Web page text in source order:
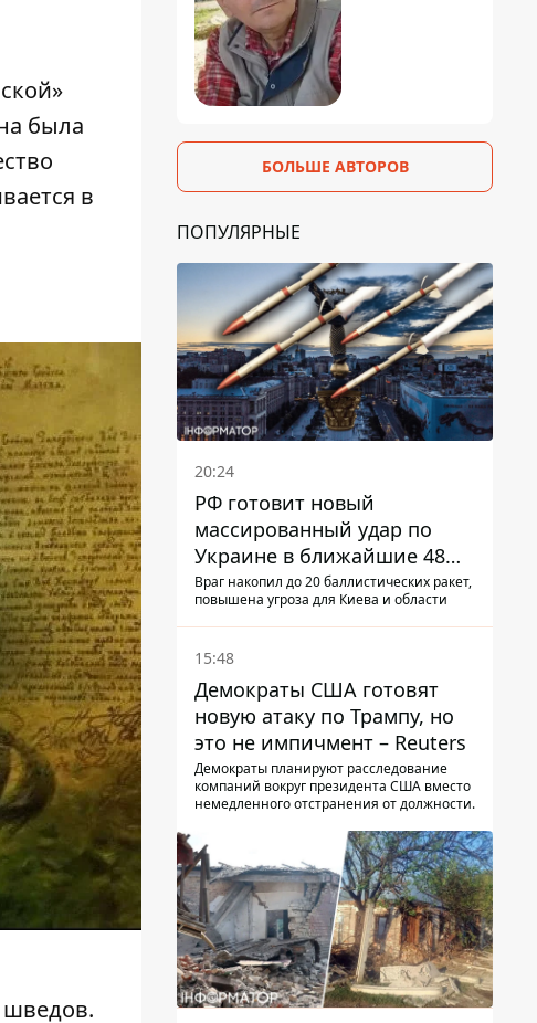
была
в
шведов.
БОЛЬШЕ АВТОРОВ
ПОПУЛЯРНЫЕ
20:24
РФ готовит новый
массированный удар по
Украине в ближайшие 48
часов – разведка США
Враг накопил до 20 баллистических ракет,
повышена угроза для Киева и области
15:48
Демократы США готовят
новую атаку по Трампу, но
это не импичмент – Reuters
Демократы планируют расследование
компаний вокруг президента США вместо
немедленного отстранения от должности.